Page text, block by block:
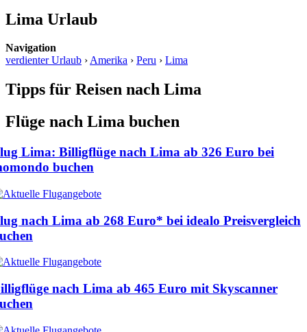
Lima Urlaub
Navigation
verdienter Urlaub ›Amerika › Peru › Lima
Tipps für Reisen nach Lima
Flüge nach Lima buchen
Lima: Billigflüge nach Lima ab 326 Euro bei
buchen
nach Lima ab 268 Euro* bei idealo Preisvergleich
nach Lima ab 465 Euro mit Skyscanner